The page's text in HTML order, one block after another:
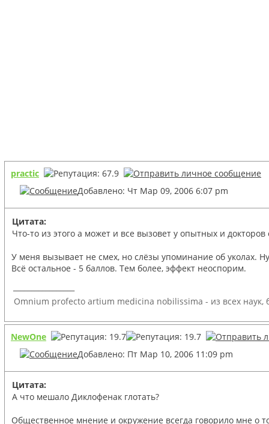
practic
Добавлено: Чт Мар 09, 2006 6:07 pm
Цитата:
Что-то из этого а может и все вызовет у опытных и докторов
У меня вызывает не смех, но слёзы упоминание об уколах.
Всё остальное - 5 баллов. Тем более, эффект неоспорим.
Omnium profecto artium medicina nobilissima - из всех наук,
NewOne
Добавлено: Пт Мар 10, 2006 11:09 pm
Цитата:
А что мешало Диклофенак глотать?
Общественное мнение и окружение всегда говорило мне о